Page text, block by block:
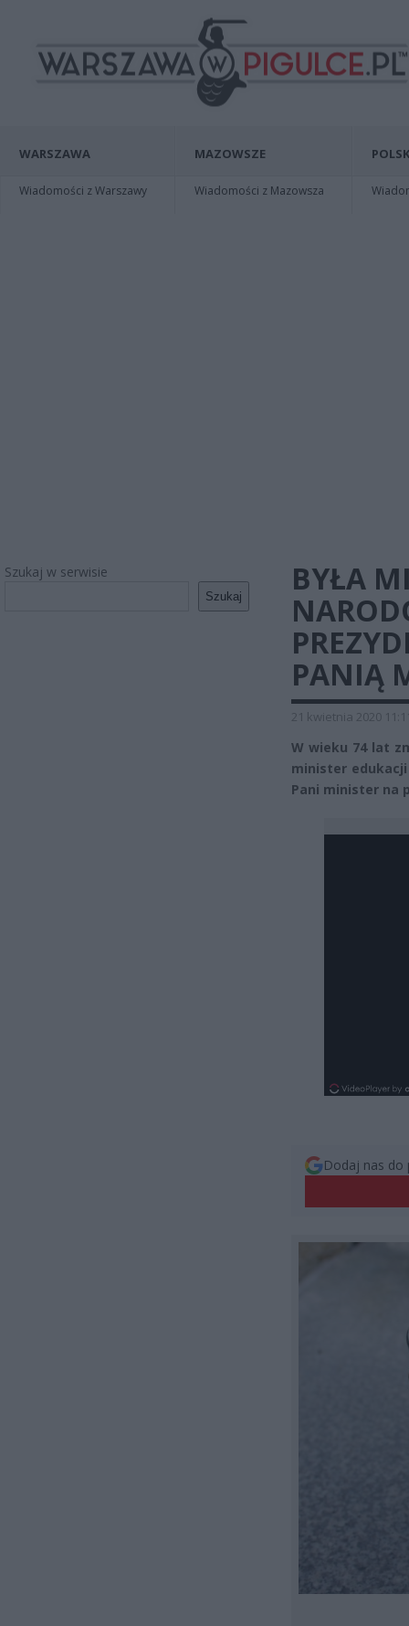
WARSZAWA
Wiadomości z Warszawy
MAZOWSZE
Wiadomości z Mazowsza
Szukaj w serwisie
Szukaj
BYŁA
PANIĄ
21 kwietnia 2020
W wieku 74 lat
minister
Pani minister na
Dodaj nas do